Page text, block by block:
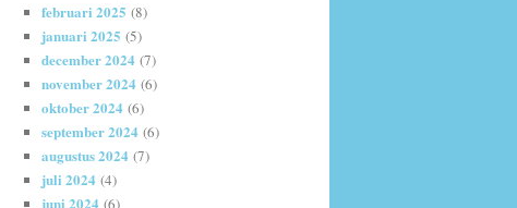
februari 2025 (8)
januari 2025 (5)
december 2024 (7)
november 2024 (6)
oktober 2024 (6)
september 2024 (6)
augustus 2024 (7)
juli 2024 (4)
juni 2024 (6)